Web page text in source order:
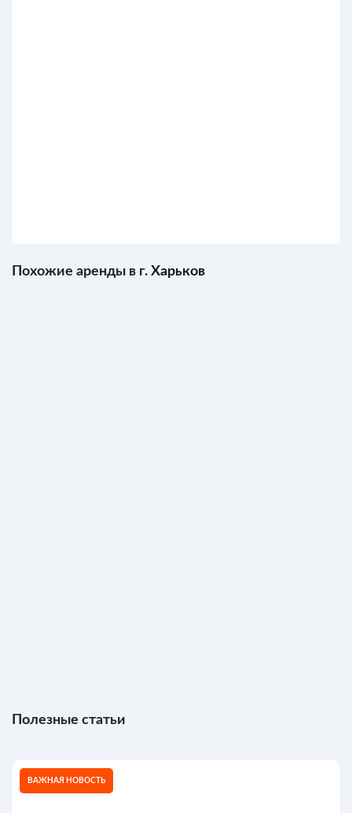
Похожие аренды в г. Харьков
Полезные статьи
ВАЖНАЯ НОВОСТЬ